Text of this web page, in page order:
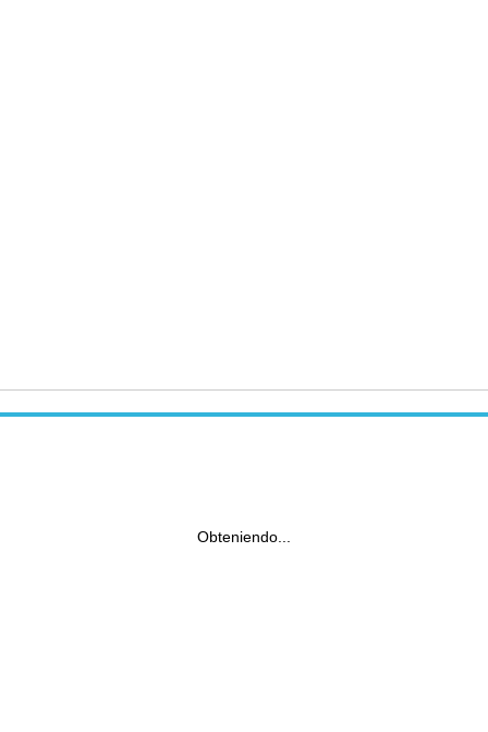
Obteniendo...